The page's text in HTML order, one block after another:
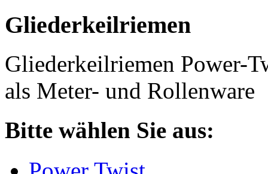
Gliederkeilriemen
Gliederkeilriemen Power-
als Meter- und Rollenware
Bitte wählen Sie aus: